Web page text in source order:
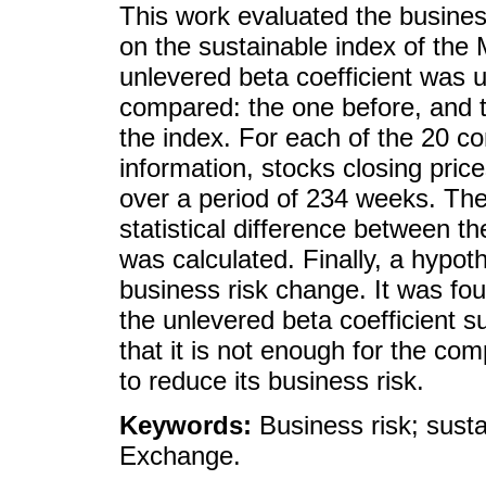
This work evaluated the
on the sustainable index of the
unlevered beta coefficient was
compared: the one before, and
the index. For each of the 20
information, stocks closing
over a period of 234 weeks.
statistical difference between
was calculated. Finally, a
business risk change. It was
the unlevered beta coefficient
that it is not enough for the
to reduce its business risk.
Keywords: Business risk;
Exchange.